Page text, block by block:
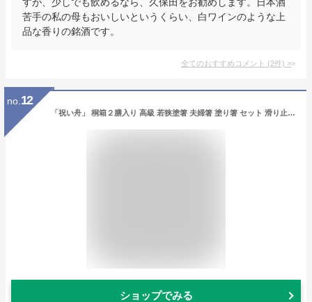
苦手の私の母もおいしいというくらい、白ワインのような上
品な香りの銘酒です。
全てのおすすめコメント (2件) >
no. 12
「祝い舟」 桐箱２膳入り 高級 若狭塗箸 夫婦箸 塗り箸 セット 滑り止め すべらない プレゼント
ショップでみる